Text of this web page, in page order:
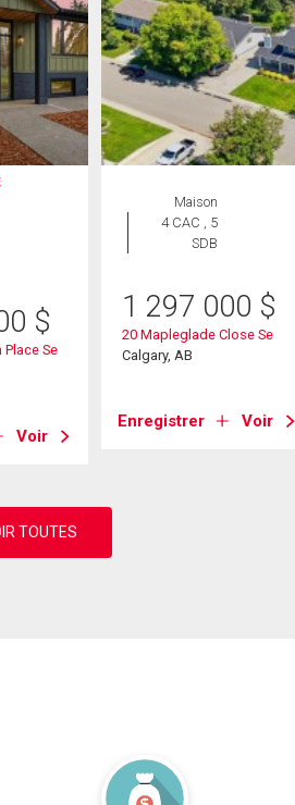
$
Place Se
Voir
Maison
4 CAC , 5
SDB
1 297 000 $
20 Mapleglade Close Se
Calgary, AB
Enregistrer Voir